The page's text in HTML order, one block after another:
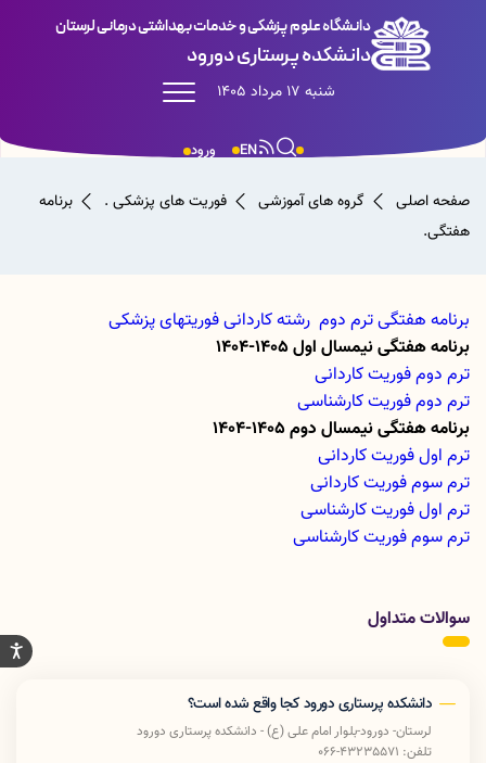
دانشگاه علوم پزشکی و خدمات بهداشتی درمانی لرستان
دانشکده پرستاری دورود
شنبه 17 مرداد 1405
ورود EN
صفحه اصلی گروه های آموزشی فوریت های پزشکی .
برنامه
هفتگی.
برنامه هفتگی ترم دوم رشته کاردانی فوریتهای پزشکی
برنامه هفتگی نیمسال اول 1405-1404
ترم دوم فوریت کاردانی
ترم دوم فوریت کارشناسی
برنامه هفتگی نیمسال دوم 1405-1404
ترم اول فوریت کاردانی
ترم سوم فوریت کاردانی
ترم اول فوریت کارشناسی
ترم سوم فوریت کارشناسی
سوالات متداول
دانشکده پرستاری دورود کجا واقع شده است؟
لرستان- دورود-بلوار امام علی (ع) - دانشکده پرستاری دورود
تلفن: 43235571-066